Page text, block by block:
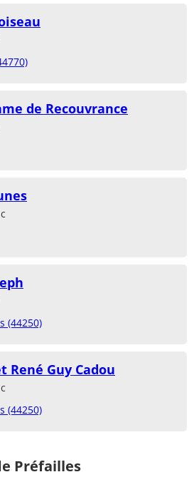
de Recouvrance
(44250)
René Guy Cadou
(44250)
Préfailles